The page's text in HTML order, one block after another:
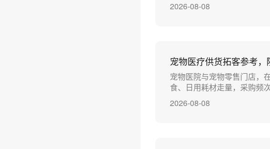
2026-08-08
宠物医疗供货拓客参考
宠物医院与宠物零售门店，
食、日用耗材走量，采购频
2026-08-08